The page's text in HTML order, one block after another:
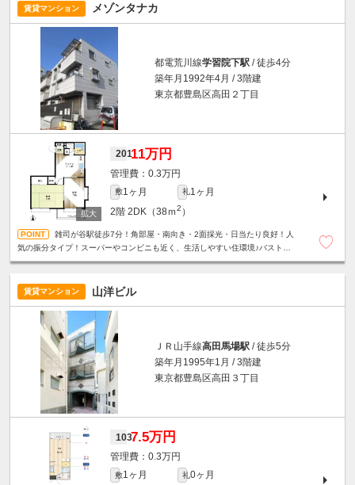
賃貸マンション メゾンタナカ
都電荒川線学習院下駅 / 徒歩4分
築年月1992年4月 / 3階建
東京都豊島区高田２丁目
20111万円
0.3万円
敷1ヶ月 礼1ヶ月
2階 2DK（38ｍ2 ）
雑司が谷駅徒歩7分！角部屋・南向き・2面採光・日当たり良好！人
気の振分タイプ！スーパーやコンビニも近く、生活しやすい住環境♪バストイ
賃貸マンション 山洋ビル
ＪＲ山手線高田馬場駅 / 徒歩5分
築年月1995年1月 / 3階建
東京都豊島区高田３丁目
1037.5万円
0.3万円
敷1ヶ月 礼0ヶ月